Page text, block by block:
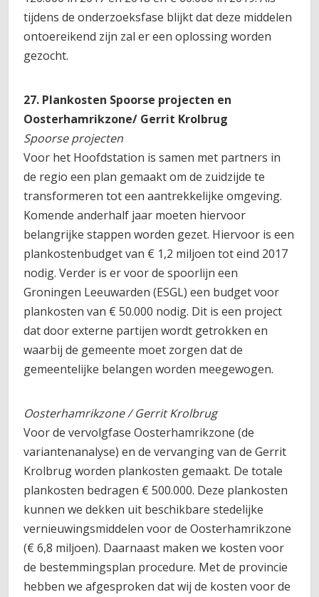
tijdens de onderzoeksfase blijkt dat deze middelen
ontoereikend zijn zal er een oplossing worden
gezocht.
27. Plankosten Spoorse projecten en
Oosterhamrikzone/ Gerrit Krolbrug
Spoorse projecten
Voor het Hoofdstation is samen met partners in
de regio een plan gemaakt om de zuidzijde te
transformeren tot een aantrekkelijke omgeving.
Komende anderhalf jaar moeten hiervoor
belangrijke stappen worden gezet. Hiervoor is een
plankostenbudget van € 1,2 miljoen tot eind 2017
nodig. Verder is er voor de spoorlijn een
Groningen Leeuwarden (ESGL) een budget voor
plankosten van € 50.000 nodig. Dit is een project
dat door externe partijen wordt getrokken en
waarbij de gemeente moet zorgen dat de
gemeentelijke belangen worden meegewogen.
Oosterhamrikzone / Gerrit Krolbrug
Voor de vervolgfase Oosterhamrikzone (de
variantenanalyse) en de vervanging van de Gerrit
Krolbrug worden plankosten gemaakt. De totale
plankosten bedragen € 500.000. Deze plankosten
kunnen we dekken uit beschikbare stedelijke
vernieuwingsmiddelen voor de Oosterhamrikzone
(€ 6,8 miljoen). Daarnaast maken we kosten voor
de bestemmingsplan procedure. Met de provincie
hebben we afgesproken dat wij de kosten voor de